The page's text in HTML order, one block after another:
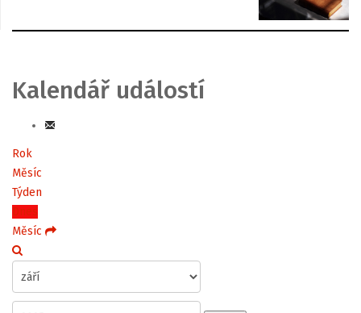
Kalendář událostí
Rok
Měsíc
Týden
Dnes
Měsíc